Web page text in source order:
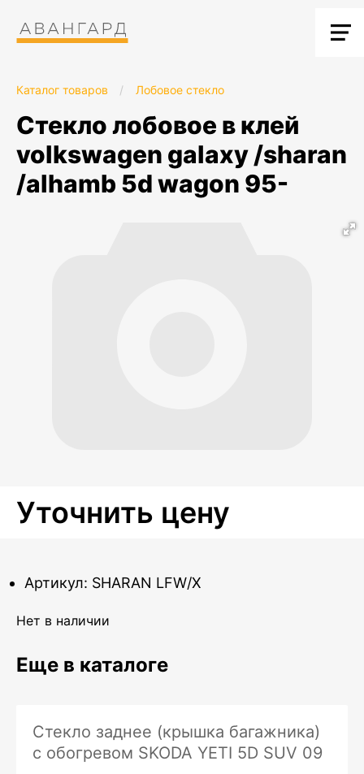
Каталог товаров / Лобовое стекло
стекло лобовое в клей
volkswagen galaxy /sharan
/alhamb 5d wagon 95-
Уточнить цену
Артикул: SHARAN LFW/X
Нет в наличии
Еще в каталоге
Стекло заднее (крышка багажника)
с обогревом SKODA YETI 5D SUV 09